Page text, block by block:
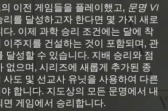
이전 게임들을 플레이했고, 문명 VI
를 달성하고자 한다면 몇 가지 새로
. 이제 과학 승리 조건에는 달에 착
주지를 건설하는 것이 포함되며, 관
달성할 수 있습니다. 지배 승리와 점
없으며, 시리즈에 새롭게 추가된 종
도 및 선교사 유닛을 사용하여 다른
합니다. 지도상의 모든 문명에서 내
게임에서 승리합니다.